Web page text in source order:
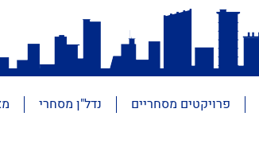
פרויקטים מסחריים נדל"ן מסחרי